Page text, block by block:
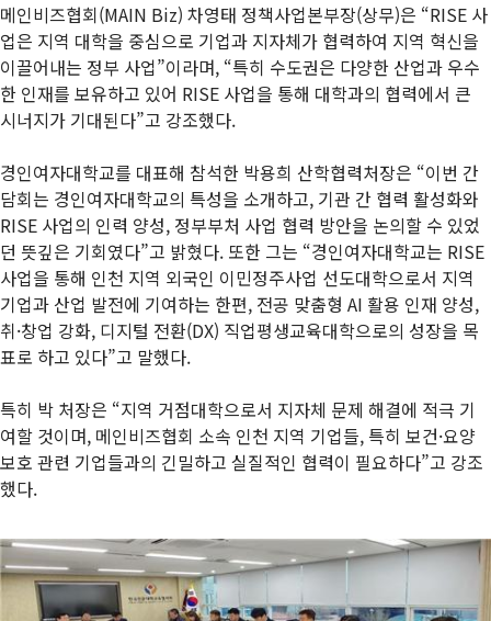
메인비즈협회(MAIN Biz) 차영태 정책사업본부장(상무)은 “RISE 사
업은 지역 대학을 중심으로 기업과 지자체가 협력하여 지역 혁신을
이끌어내는 정부 사업”이라며, “특히 수도권은 다양한 산업과 우수
한 인재를 보유하고 있어 RISE 사업을 통해 대학과의 협력에서 큰
시너지가 기대된다”고 강조했다.
경인여자대학교를 대표해 참석한 박용희 산학협력처장은 “이번 간
담회는 경인여자대학교의 특성을 소개하고, 기관 간 협력 활성화와
RISE 사업의 인력 양성, 정부부처 사업 협력 방안을 논의할 수 있었
던 뜻깊은 기회였다”고 밝혔다. 또한 그는 “경인여자대학교는 RISE
사업을 통해 인천 지역 외국인 이민정주사업 선도대학으로서 지역
기업과 산업 발전에 기여하는 한편, 전공 맞춤형 AI 활용 인재 양성,
취·창업 강화, 디지털 전환(DX) 직업평생교육대학으로의 성장을 목
표로 하고 있다”고 말했다.
특히 박 처장은 “지역 거점대학으로서 지자체 문제 해결에 적극 기
여할 것이며, 메인비즈협회 소속 인천 지역 기업들, 특히 보건·요양
보호 관련 기업들과의 긴밀하고 실질적인 협력이 필요하다”고 강조
했다.